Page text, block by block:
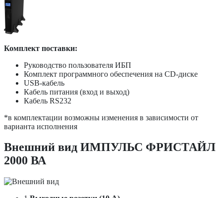
Комплект поставки:
Руководство пользователя ИБП
Комплект программного обеспечения на CD-диске
USB-кабель
Кабель питания (вход и выход)
Кабель RS232
*в комплектации возможны изменения в зависимости от
варианта исполнения
Внешний вид ИМПУЛЬС ФРИСТАЙЛ
2000 ВА